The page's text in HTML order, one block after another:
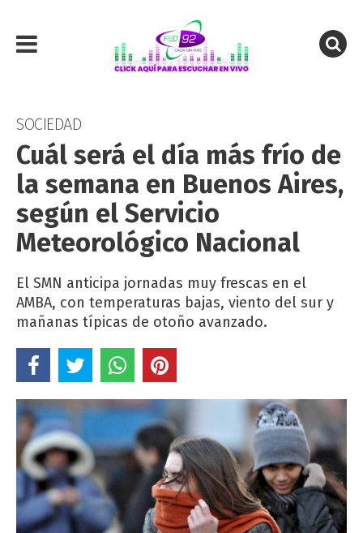
SOCIEDAD
Cuál será el día más frío de
la semana en Buenos Aires,
según el Servicio
Meteorológico Nacional
El SMN anticipa jornadas muy frescas en el
AMBA, con temperaturas bajas, viento del sur y
mañanas típicas de otoño avanzado.